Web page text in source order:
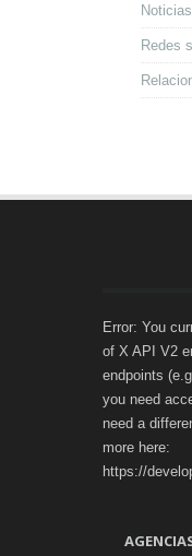
Redes
Error: You
of X API V2
endpoints
you need
need a
more here:
https://